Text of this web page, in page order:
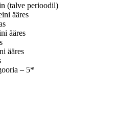
(talve perioodil)
ääres
ääres
ääres
– 5*